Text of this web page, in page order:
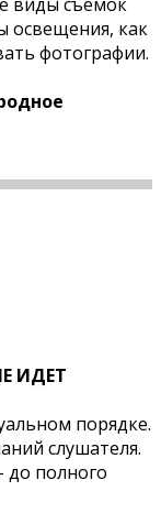
освещения, как
фотографии.
ИДЕТ
порядке.
слушателя.
до полного